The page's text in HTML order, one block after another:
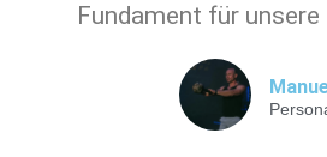
Fundament für